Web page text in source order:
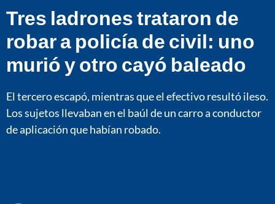
Tres ladrones trataron de
robar a policía de civil: uno
murió y otro cayó baleado
El tercero escapó, mientras que el efectivo resultó ileso.
Los sujetos llevaban en el baúl de un carro a conductor
de aplicación que habían robado.